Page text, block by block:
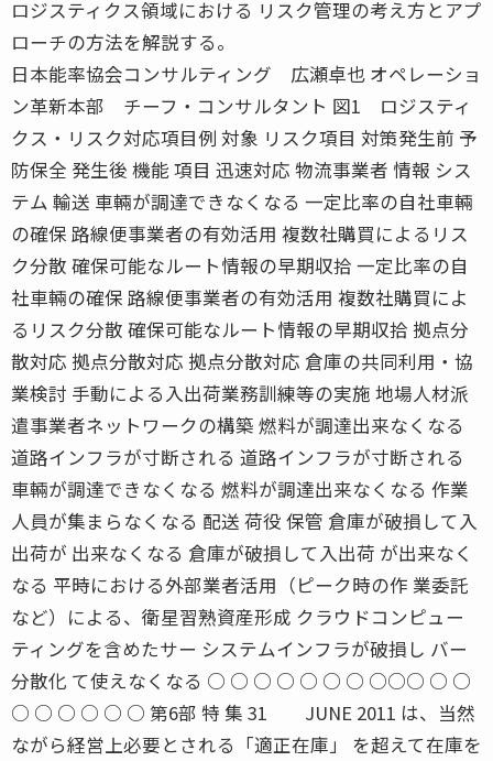
ロジスティクス領域における リスク管理の考え方とアプ
ローチの方法を解説する。
日本能率協会コンサルティング 広瀬卓也 オペレーショ
ン革新本部 チーフ・コンサルタント 図1 ロジスティ
クス・リスク対応項目例 対象 リスク項目 対策発生前 予
防保全 発生後 機能 項目 迅速対応 物流事業者 情報 シス
テム 輸送 車輛が調達できなくなる 一定比率の自社車輛
の確保 路線便事業者の有効活用 複数社購買によるリス
ク分散 確保可能なルート情報の早期収拾 一定比率の自
社車輛の確保 路線便事業者の有効活用 複数社購買によ
るリスク分散 確保可能なルート情報の早期収拾 拠点分
散対応 拠点分散対応 拠点分散対応 倉庫の共同利用・協
業検討 手動による入出荷業務訓練等の実施 地場人材派
遣事業者ネットワークの構築 燃料が調達出来なくなる
道路インフラが寸断される 道路インフラが寸断される
車輛が調達できなくなる 燃料が調達出来なくなる 作業
人員が集まらなくなる 配送 荷役 保管 倉庫が破損して入
出荷が 出来なくなる 倉庫が破損して入出荷 が出来なく
なる 平時における外部業者活用（ピーク時の作 業委託
など）による、衛星習熟資産形成 クラウドコンピュー
ティングを含めたサー システムインフラが破損し バー
分散化 て使えなくなる ○ ○ ○ ○ ○ ○ ○ ○○○ ○ ○
○ ○ ○ ○ ○ ○ 第6部 特 集 31 JUNE 2011 は、当然
ながら経営上必要とされる「適正在庫」 を超えて在庫を